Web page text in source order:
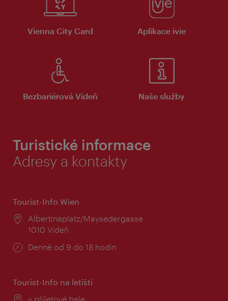
Vienna City Card Aplikace ivie
Bezbariérová Vídeň Naše služby
Turistické informace
Adresy a kontakty
Tourist-Info Wien
Místo:
Albertinaplatz/Maysedergasse
1010 Vídeň
Provozní
Denně od 9 do 18 hodin
Tourist-Info na letišti
Místo:
v příletové hale